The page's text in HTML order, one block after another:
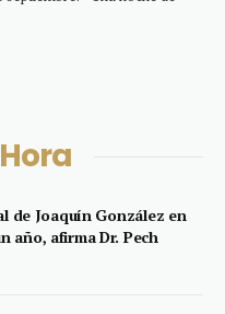
de Joaquín González en
año, afirma Dr. Pech